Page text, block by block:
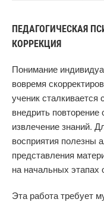
ПЕДАГОГИЧЕСКАЯ
КОРРЕКЦИЯ
Понимание
вовремя
ученик
внедрить повторение
извлечение знаний.
восприятия полезны
представления
на начальных этапах
Эта работа требует